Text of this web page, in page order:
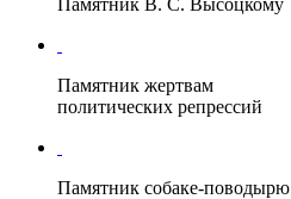
Памятник жертвам
политических репрессий
Памятник собаке-поводырю